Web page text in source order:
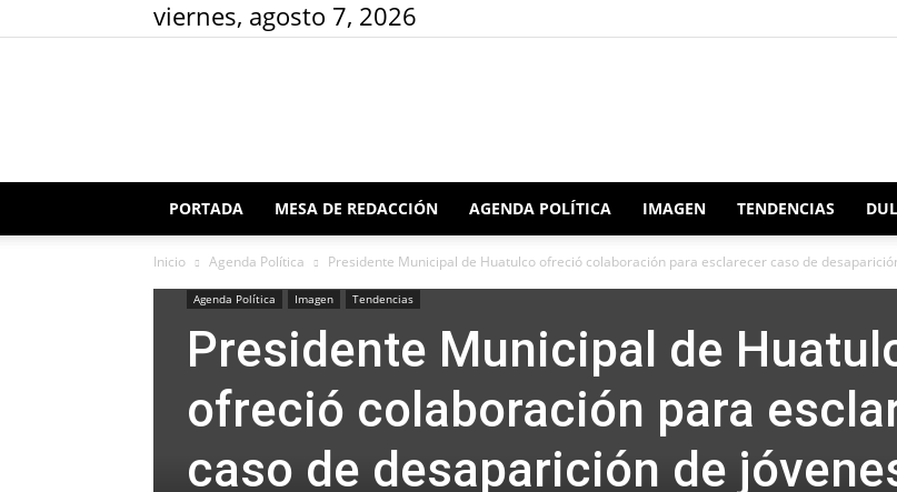
viernes, agosto 7, 2026
Redacción
PORTADA MESA DE REDACCIÓN AGENDA POLÍTICA IMAGEN TENDENCIAS
Inicio Agenda Política Presidente Municipal de Huatulco ofreció colaboración para esclarecer caso de
Agenda Política Imagen Tendencias
Presidente Municipal de
ofreció colaboración para
caso de desaparición de